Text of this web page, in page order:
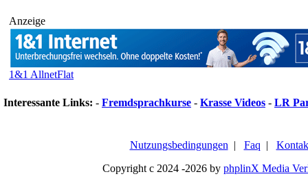
Anzeige
1&1 AllnetFlat
Interessante Links: - Fremdsprachkurse - Krasse Videos - LR
Nutzungsbedingungen | Faq |
Copyright c 2024 -2026 by phplinX Media